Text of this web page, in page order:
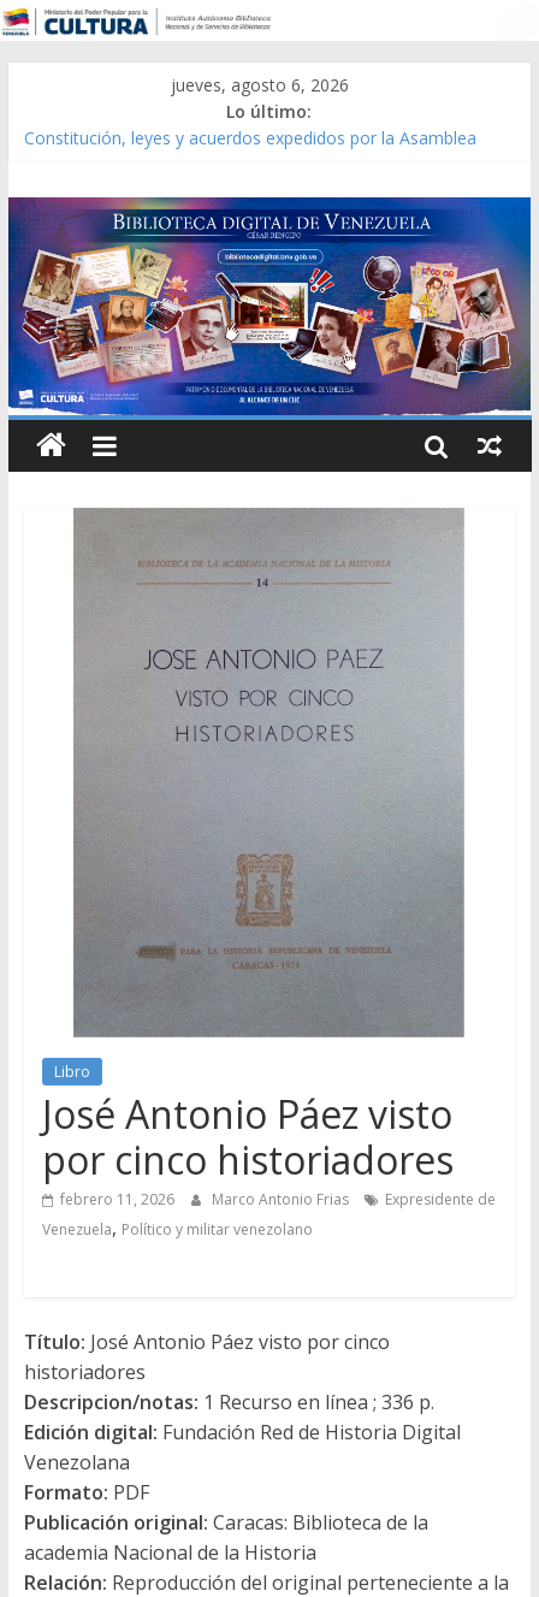
jueves, agosto 6, 2026
Lo último:
Constitución, leyes y acuerdos expedidos por la Asamblea
Modesta Bor Sánchez [material gráfico]
Gaceta Oficial de la República de Venezuela año CXXXIII Mes V,
Caracas 09 de marzo de 2006 N° 38.394
Catálogo temático de obras de Modesta Bor
Libro
José Antonio Páez visto
por cinco historiadores
febrero 11, 2026 Marco Antonio Frias
Expresidente de
Venezuela, Político y militar venezolano
Título: José Antonio Páez visto por cinco
historiadores
Descripcion/notas: 1 Recurso en línea ; 336 p.
Edición digital: Fundación Red de Historia Digital
Venezolana
Formato: PDF
Publicación original: Caracas: Biblioteca de la
academia Nacional de la Historia
Relación: Reproducción del original perteneciente a la